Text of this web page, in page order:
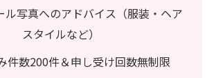
写真へのアドバイス（服装・ヘア
スタイルなど）
数200件＆申し受け回数無制限